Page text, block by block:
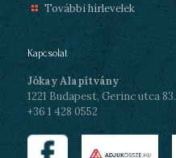
További hírlevelek
Kapcsolat
Jókay Alapítvány
1221 Budapest, Gerinc utca 83.
+36 1 428 0552